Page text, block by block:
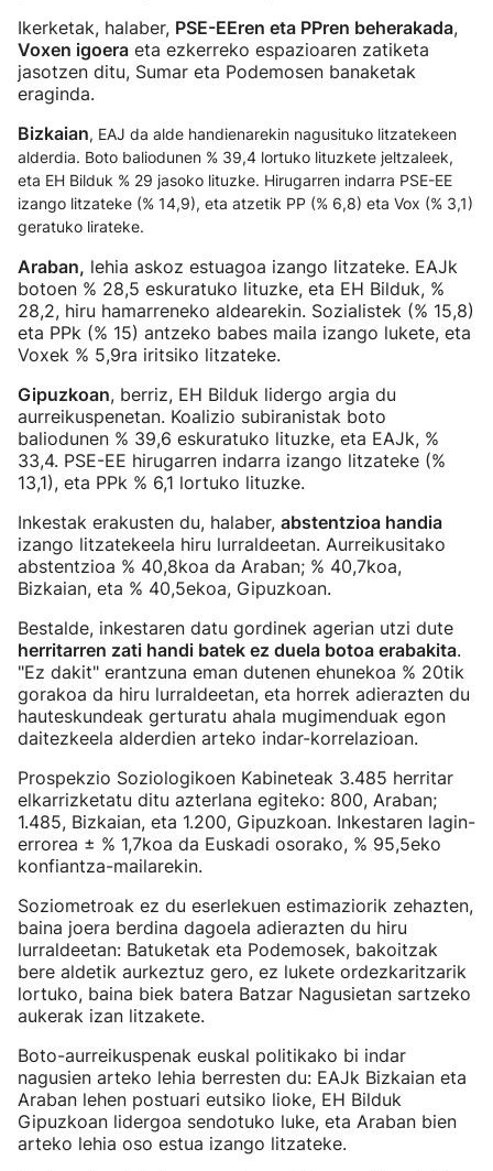
Ikerketak, halaber, PSE-EEren eta PPren beherakada,
Voxen igoera eta ezkerreko espazioaren zatiketa
jasotzen ditu, Sumar eta Podemosen banaketak
eraginda.
Bizkaian, EAJ da alde handienarekin nagusituko litzatekeen
alderdia. Boto baliodunen % 39,4 lortuko lituzkete jeltzaleek,
eta EH Bilduk % 29 jasoko lituzke. Hirugarren indarra PSE-EE
izango litzateke (% 14,9), eta atzetik PP (% 6,8) eta Vox (% 3,1)
geratuko lirateke.
Araban, lehia askoz estuagoa izango litzateke. EAJk
botoen % 28,5 eskuratuko lituzke, eta EH Bilduk, %
28,2, hiru hamarreneko aldearekin. Sozialistek (% 15,8)
eta PPk (% 15) antzeko babes maila izango lukete, eta
Voxek % 5,9ra iritsiko litzateke.
Gipuzkoan, berriz, EH Bilduk lidergo argia du
aurreikuspenetan. Koalizio subiranistak boto
baliodunen % 39,6 eskuratuko lituzke, eta EAJk, %
33,4. PSE-EE hirugarren indarra izango litzateke (%
13,1), eta PPk % 6,1 lortuko lituzke.
Inkestak erakusten du, halaber, abstentzioa handia
izango litzatekeela hiru lurraldeetan. Aurreikusitako
abstentzioa % 40,8koa da Araban; % 40,7koa,
Bizkaian, eta % 40,5ekoa, Gipuzkoan.
Bestalde, inkestaren datu gordinek agerian utzi dute
herritarren zati handi batek ez duela botoa erabakita.
"Ez dakit" erantzuna eman dutenen ehunekoa % 20tik
gorakoa da hiru lurraldeetan, eta horrek adierazten du
hauteskundeak gerturatu ahala mugimenduak egon
daitezkeela alderdien arteko indar-korrelazioan.
Prospekzio Soziologikoen Kabineteak 3.485 herritar
elkarrizketatu ditu azterlana egiteko: 800, Araban;
1.485, Bizkaian, eta 1.200, Gipuzkoan. Inkestaren lagin-
errorea ± % 1,7koa da Euskadi osorako, % 95,5eko
konfiantza-mailarekin.
Soziometroak ez du eserlekuen estimaziorik zehazten,
baina joera berdina dagoela adierazten du hiru
lurraldeetan: Batuketak eta Podemosek, bakoitzak
bere aldetik aurkeztuz gero, ez lukete ordezkaritzarik
lortuko, baina biek batera Batzar Nagusietan sartzeko
aukerak izan litzakete.
Boto-aurreikuspenak euskal politikako bi indar
nagusien arteko lehia berresten du: EAJk Bizkaian eta
Araban lehen postuari eutsiko lioke, EH Bilduk
Gipuzkoan lidergoa sendotuko luke, eta Araban bien
arteko lehia oso estua izango litzateke.